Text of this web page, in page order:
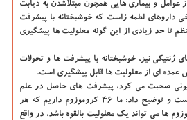
عوامل و بیماری هایی همچون مبتلاشدن به دیابت
داروهای لطمه زاست كه خوشبختانه با پیشرفت
تا حد زیادی از این گونه معلولیت ها پیشگیری
ژنتیكی نیز، خوشبختانه با پیشرفت ها و تحولات
ای از معلولیت ها قابل پیشگیری است.
صحبت می كرد، پیشرفت های حاصل در علم
ژنتیك را یك تحول بزرگ دانست و توضیح داد: ما ۴۶ كروموزوم داریم كه هر
ها می تواند یك معلولیت بالقوه باشد. در واقع